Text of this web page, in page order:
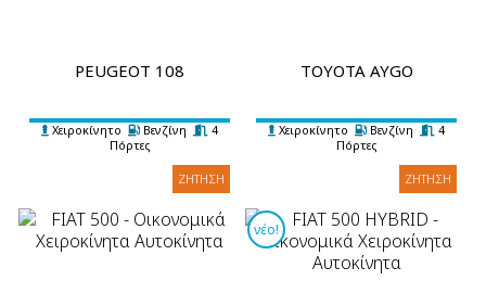
PEUGEOT 108
Χειροκίνητο Βενζίνη
4
Πόρτες
ΖΉΤΗΣΗ
TOYOTA AYGO
Χειροκίνητο Βενζίνη
4
Πόρτες
ΖΉΤΗΣΗ
νέο!